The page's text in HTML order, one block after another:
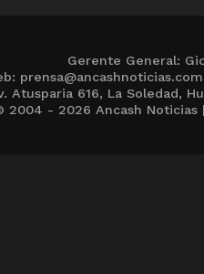
Gerente General:
Atusparia 616, La Soledad,
2004 - 2026 Ancash Noticias